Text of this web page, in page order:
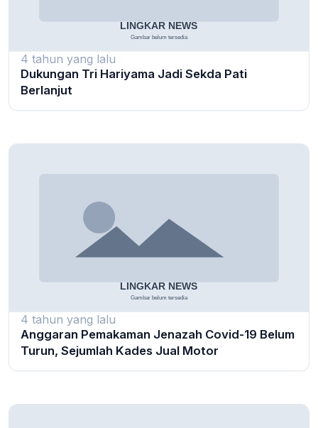
4 tahun yang lalu
Dukungan Tri Hariyama Jadi Sekda Pati
Berlanjut
4 tahun yang lalu
Anggaran Pemakaman Jenazah Covid-19 Belum
Turun, Sejumlah Kades Jual Motor